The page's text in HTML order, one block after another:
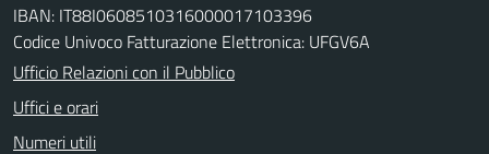
IBAN: IT88I0608510316000017103396
Codice Univoco Fatturazione Elettronica: UFGV6A
Ufficio Relazioni con il Pubblico
Uffici e orari
Numeri utili